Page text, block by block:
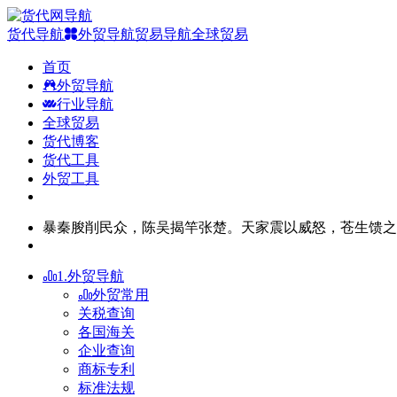
货代导航 外贸导航贸易导航全球贸易
首页
外贸导航
行业导航
全球贸易
货代博客
货代工具
外贸工具
暴秦朘削民众，陈吴揭竿张楚。天家震以威怒，苍生馈
1.外贸导航
外贸常用
关税查询
各国海关
企业查询
商标专利
标准法规